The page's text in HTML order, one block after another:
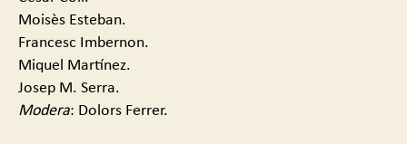
Moisès Esteban.
Francesc Imbernon.
Miquel Martínez.
Josep M. Serra.
Modera: Dolors Ferrer.